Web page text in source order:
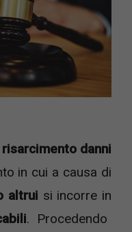
risarcimento danni
in cui a causa di
altrui si incorre in
. Procedendo